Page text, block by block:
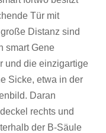
Tür mit
Distanz sind
smart Gene
und die einzigartige
Sicke, etwa in der
Daran
rechts und
der B-Säule